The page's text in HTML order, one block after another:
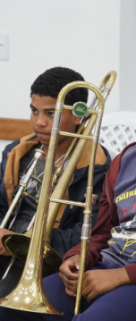
fortalecendo a
Ciram abrangem
e pesquisas
territorial
hidrológico e
pelo
de decisão na
costeiro oferece
zoneamento
agrícola e
próximo e
apoia todas as
dados ambientais.